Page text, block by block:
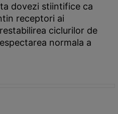
dovezi stiintifice ca
receptori ai
ciclurilor de
normala a